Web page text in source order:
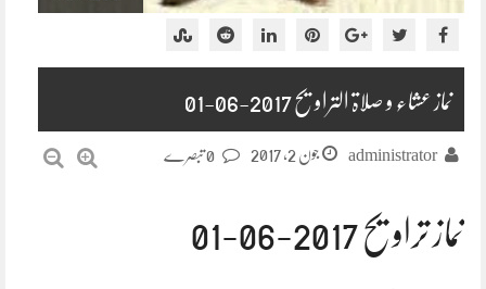
نماز عشاء و صلاۃ التراویح 2017-06-01
administrator جون 2, 2017
نماز تراویح 2017-06-01